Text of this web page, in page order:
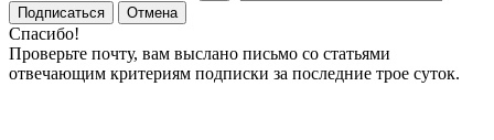
Подписаться
Отмена
Спасибо!
Проверьте почту, вам выслано письмо со статьями
отвечающим критериям подписки за последние трое суток.